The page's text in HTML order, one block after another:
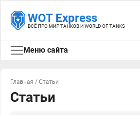
WOT Express
ВСЁ ПРО МИР ТАНКОВ И WORLD OF TANKS
Меню сайта
Главная / Статьи
Статьи